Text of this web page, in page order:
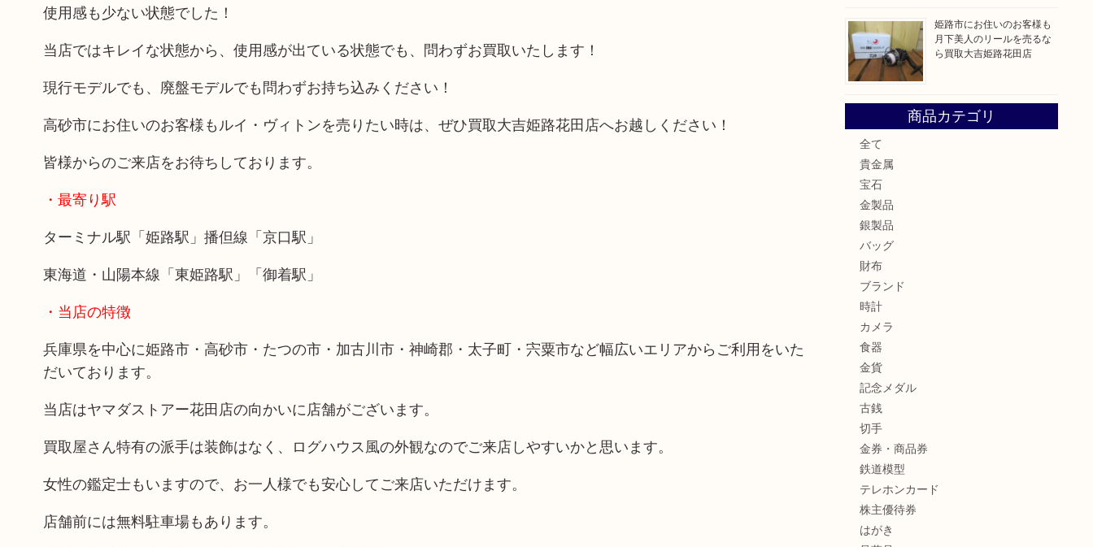
使用感も少ない状態でした！
当店ではキレイな状態から、使用感が出ている状態でも、問わずお買取いたします！
現行モデルでも、廃盤モデルでも問わずお持ち込みください！
高砂市にお住いのお客様もルイ・ヴィトンを売りたい時は、ぜひ買取大吉姫路花田店へお越しください！
皆様からのご来店をお待ちしております。
・最寄り駅
ターミナル駅「姫路駅」播但線「京口駅」
東海道・山陽本線「東姫路駅」「御着駅」
・当店の特徴
兵庫県を中心に姫路市・高砂市・たつの市・加古川市・神崎郡・太子町・宍粟市など幅広いエリアからご利用をいた
だいております。
当店はヤマダストアー花田店の向かいに店舗がございます。
買取屋さん特有の派手は装飾はなく、ログハウス風の外観なのでご来店しやすいかと思います。
女性の鑑定士もいますので、お一人様でも安心してご来店いただけます。
店舗前には無料駐車場もあります。
姫路市にお住いのお客様も
月下美人のリールを売るな
ら買取大吉姫路花田店
商品カテゴリ
全て
貴金属
宝石
金製品
銀製品
バッグ
財布
ブランド
時計
カメラ
食器
金貨
記念メダル
古銭
切手
金券・商品券
鉄道模型
テレホンカード
株主優待券
はがき